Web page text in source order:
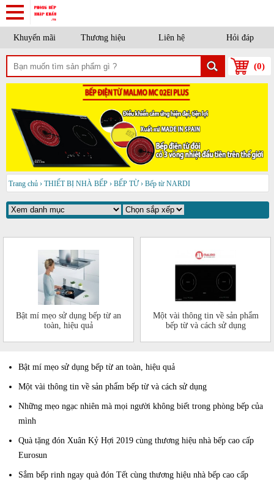
Khuyến mãi Thương hiệu Liên hệ Hỏi đáp
(0)
Trang chủ › THIẾT BỊ NHÀ BẾP › BẾP TỪ › Bếp từ NARDI
Bật mí mẹo sử dụng bếp từ an
toàn, hiệu quả
Một vài thông tin về sản phẩm
bếp từ và cách sử dụng
Bật mí mẹo sử dụng bếp từ an toàn, hiệu quả
Một vài thông tin về sản phẩm bếp từ và cách sử dụng
Những mẹo ngạc nhiên mà mọi người không biết trong phòng bếp của
mình
Quà tặng đón Xuân Kỷ Hợi 2019 cùng thương hiệu nhà bếp cao cấp
Eurosun
Sắm bếp rinh ngay quà đón Tết cùng thương hiệu nhà bếp cao cấp